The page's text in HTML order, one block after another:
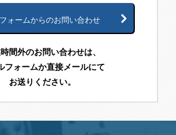
フォームからのお問い合わせ
間外のお問い合わせは、
フォームか直接メールにて
お送りください。